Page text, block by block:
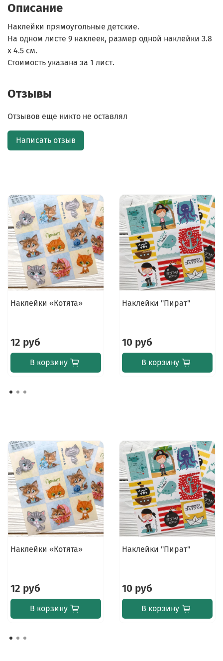
Описание
Наклейки прямоугольные детские.
На одном листе 9 наклеек, размер одной наклейки 3.8
х 4.5 см.
Стоимость указана за 1 лист.
Отзывы
Отзывов еще никто не оставлял
Написать отзыв
Наклейки «Котята»
12 руб
В корзину
Наклейки "Пират"
10 руб
В корзину
Наклейки «Котята»
12 руб
В корзину
Наклейки "Пират"
10 руб
В корзину